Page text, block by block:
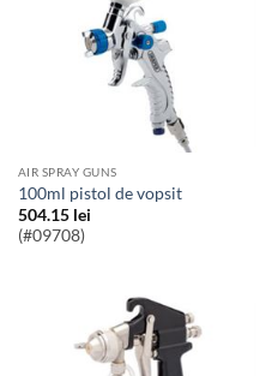
AIR SPRAY GUNS
100ml pistol de vopsit
504.15 lei
(#09708)